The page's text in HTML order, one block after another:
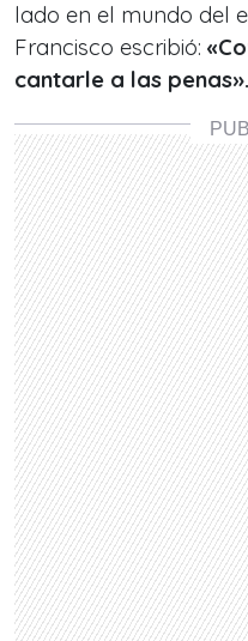
lado en el mundo del
Francisco escribió:
cantarle a las penas».